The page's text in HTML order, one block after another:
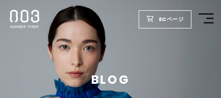
ECページ
BLOG
TOP
PRODUCTS